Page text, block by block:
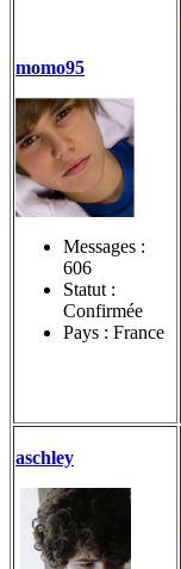
momo95
Messages :
606
Statut :
Confirmée
Pays : France
aschley